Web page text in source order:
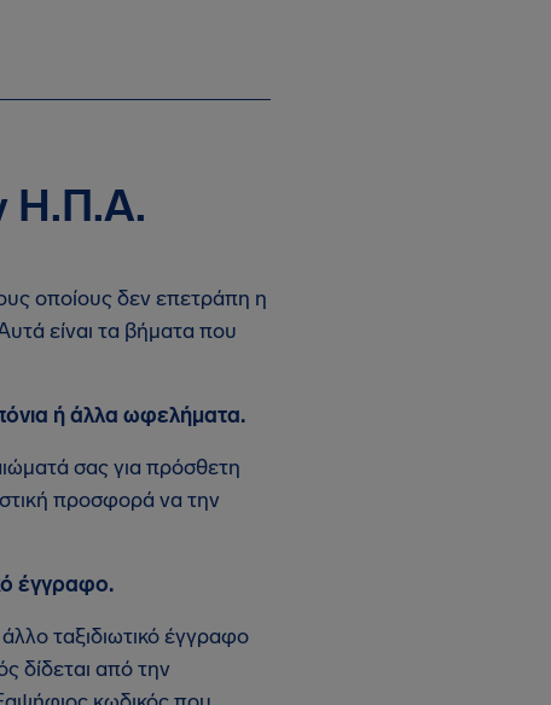
Η.Π.Α.
οποίους δεν επετράπη η
είναι τα βήματα που
ή άλλα ωφελήματα.
σας για πρόσθετη
προσφορά να την
έγγραφο.
ταξιδιωτικό έγγραφο
δίδεται από την